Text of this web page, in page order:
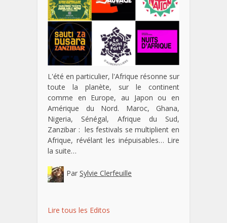
L'été en particulier, l'Afrique résonne sur
toute la planète, sur le continent
comme en Europe, au Japon ou en
Amérique du Nord. Maroc, Ghana,
Nigeria, Sénégal, Afrique du Sud,
Zanzibar : les festivals se multiplient en
Afrique, révélant les inépuisables… Lire
la suite…
Par Sylvie Clerfeuille
Lire tous les Editos